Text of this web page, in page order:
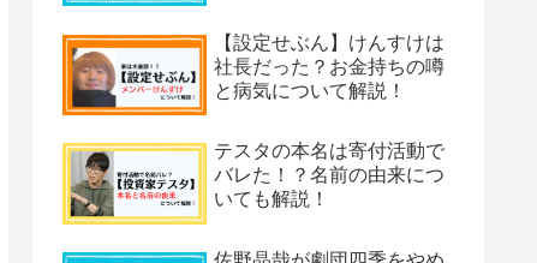
【設定せぶん】けんすけは
社長だった？お金持ちの噂
と病気について解説！
テスタの本名は寄付活動で
バレた！？名前の由来につ
いても解説！